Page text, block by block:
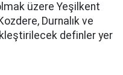
üzere Yeşilkent
Durnalık ve
definler yer